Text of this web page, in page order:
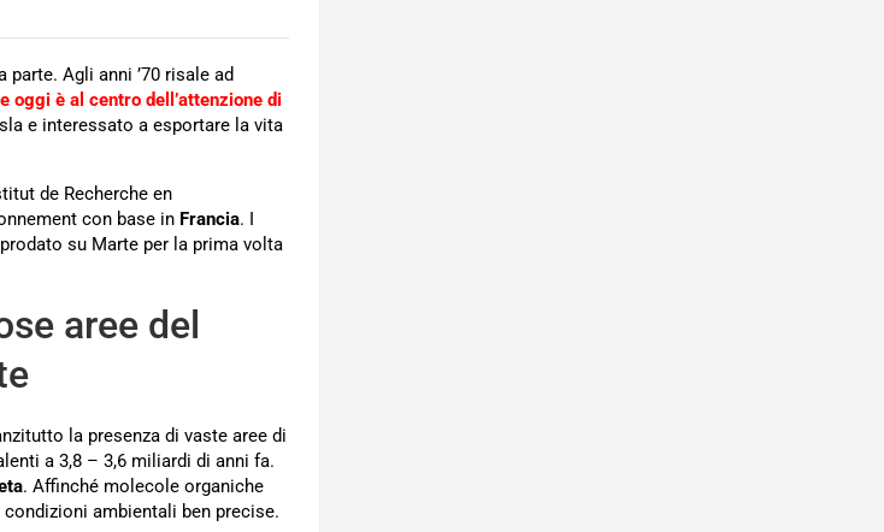
Agli anni ’70 risale ad
oggi è al centro dell’attenzione di
e interessato a esportare la vita
de Recherche en
con base in Francia. I
su Marte per la prima volta
aree del
la presenza di vaste aree di
a 3,8 – 3,6 miliardi di anni fa.
. Affinché molecole organiche
ambientali ben precise.